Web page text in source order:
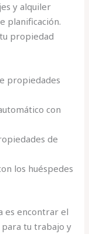
y alquiler
planificación.
propiedad
propiedades
con
de
los huéspedes
es encontrar el
tu trabajo y